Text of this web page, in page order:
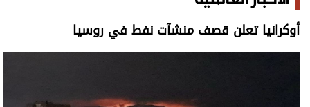
أوكرانيا تعلن قصف منشآت نفط في روسيا